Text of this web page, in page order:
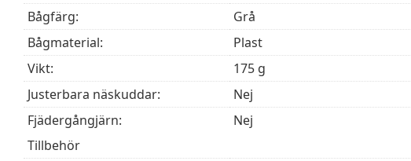
Bågfärg:
Grå
Bågmaterial:
Plast
Vikt:
175 g
Justerbara näskuddar:
Nej
Fjädergångjärn:
Nej
Tillbehör